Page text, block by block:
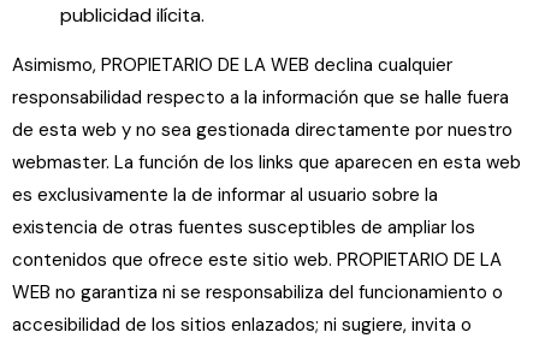
publicidad ilícita.
Asimismo, PROPIETARIO DE LA WEB declina cualquier
responsabilidad respecto a la información que se halle fuera
de esta web y no sea gestionada directamente por nuestro
webmaster. La función de los links que aparecen en esta web
es exclusivamente la de informar al usuario sobre la
existencia de otras fuentes susceptibles de ampliar los
contenidos que ofrece este sitio web. PROPIETARIO DE LA
WEB no garantiza ni se responsabiliza del funcionamiento o
accesibilidad de los sitios enlazados; ni sugiere, invita o